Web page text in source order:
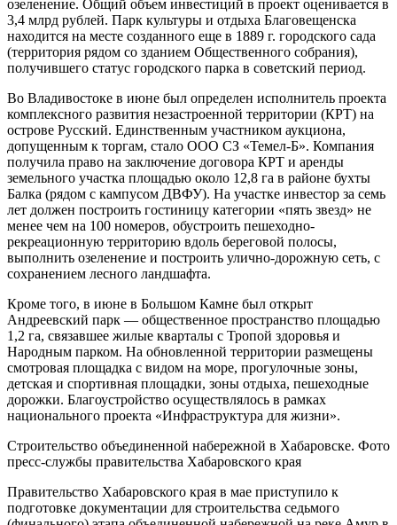
Парк предполагается оформить в космической тематике (связь
региона с космосом обусловлена расположением на его
территории космодрома Восточный), разместить на его
территории детские и спортивные площадки, ледовый каток,
гастрономический маркет, аттракционы, променад с
озеленение. Общий объем инвестиций в проект оценивается в
3,4 млрд рублей. Парк культуры и отдыха Благовещенска
находится на месте созданного еще в 1889 г. городского сада
(территория рядом со зданием Общественного собрания),
получившего статус городского парка в советский период.
Во Владивостоке в июне был определен исполнитель проекта
комплексного развития незастроенной территории (КРТ) на
острове Русский. Единственным участником аукциона,
допущенным к торгам, стало ООО СЗ «Темел-Б». Компания
получила право на заключение договора КРТ и аренды
земельного участка площадью около 12,8 га в районе бухты
лет должен построить гостиницу категории «пять звезд» не
менее чем на 100 номеров, обустроить пешеходно-
рекреационную территорию вдоль береговой полосы,
выполнить озеленение и построить улично-дорожную сеть, с
сохранением лесного ландшафта.
Кроме того, в июне в Большом Камне был открыт
Андреевский парк — общественное пространство площадью
Народным парком. На обновленной территории размещены
смотровая площадка с видом на море, прогулочные зоны,
детская и спортивная площадки, зоны отдыха, пешеходные
дорожки. Благоустройство осуществлялось в рамках
национального проекта «Инфраструктура для жизни».